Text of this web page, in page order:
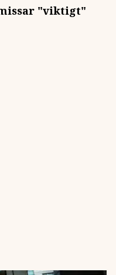
"viktigt"